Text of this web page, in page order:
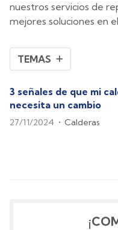
nuestros servicios de
mejores soluciones en
TEMAS
3 señales de que mi
necesita un cambio
27/11/2024 Calderas